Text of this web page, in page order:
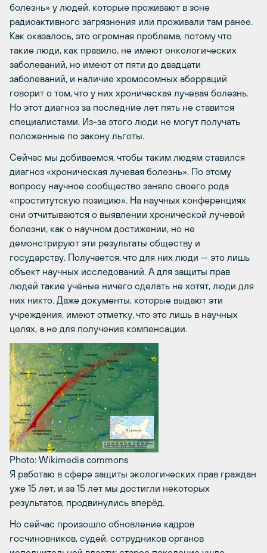
болезнь» у людей, которые проживают в зоне
радиоактивного загрязнения или проживали там ранее.
Как оказалось, это огромная проблема, потому что
такие люди, как правило, не имеют онкологических
заболеваний, но имеют от пяти до двадцати
заболеваний, и наличие хромосомных аберраций
говорит о том, что у них хроническая лучевая болезнь.
Но этот диагноз за последние лет пять не ставится
специалистами. Из-за этого люди не могут получать
положенные по закону льготы.
Сейчас мы добиваемся, чтобы таким людям ставился
диагноз «хроническая лучевая болезнь». По этому
вопросу научное сообщество заняло своего рода
«проститутскую позицию». На научных конференциях
они отчитываются о выявлении хронической лучевой
болезни, как о научном достижении, но не
демонстрируют эти результаты обществу и
государству. Получается, что для них люди — это лишь
объект научных исследований. А для защиты прав
людей такие учёные ничего сделать не хотят, люди для
них никто. Даже документы, которые выдают эти
учреждения, имеют отметку, что это лишь в научных
целях, а не для получения компенсации.
Photo: Wikimedia commons
Я работаю в сфере защиты экологических прав граждан
уже 15 лет, и за 15 лет мы достигли некоторых
результатов, продвинулись вперёд.
Но сейчас произошло обновление кадров
госчиновников, судей, сотрудников органов